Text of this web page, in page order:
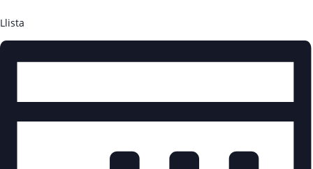
Llista